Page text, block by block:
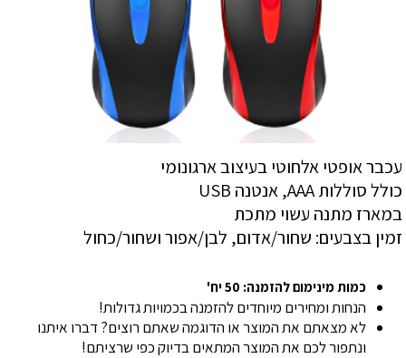
עכבר אופטי אלחוטי בעיצוב ארגונומי
כולל סוללות AAA, אנטנה USB
במארז מתנה עשוי מתכת
זמין בצבעים: שחור/אדום, לבן/אפור ושחור/כחול
כמות מינימום להזמנה: 50 יח'
הנחות ומחירים מיוחדים להזמנה בכמויות גדולות!
לא מצאתם את המוצר או הדוגמה שאתם רוצים? דברו איתנו
ונתפור לכם את המוצר המתאים בדיוק כפי שרציתם!